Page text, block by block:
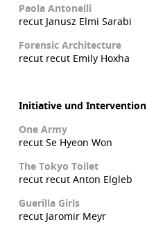
Paola Antonelli
recut Janusz Elmi Sarabi
Forensic Architecture
recut recut Emily Hoxha
Initiative und Intervention
One Army
recut Se Hyeon Won
The Tokyo Toilet
recut recut Anton Elgleb
Guerilla Girls
recut Jaromir Meyr